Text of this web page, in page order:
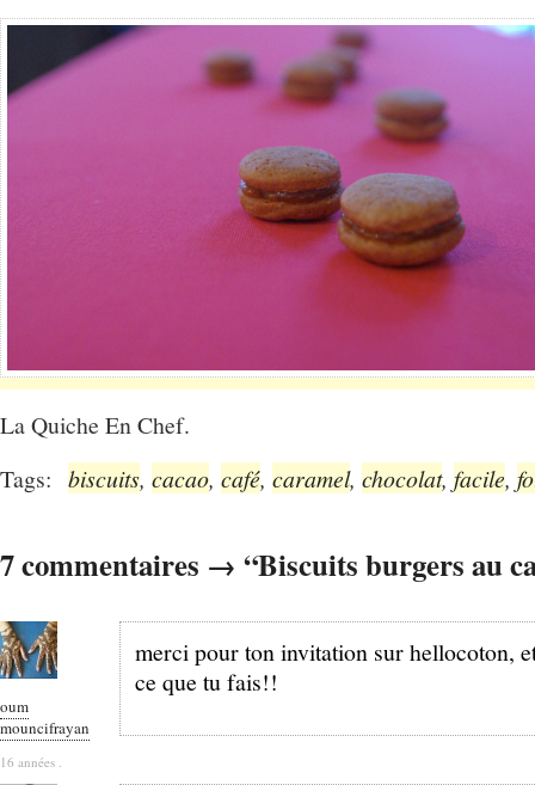
La Quiche En Chef.
Tags: biscuits, cacao, café, caramel, chocolat, facile,
7 commentaires → “Biscuits burgers au
oum
mouncifrayan
16 années .
merci pour ton invitation sur hellocoton,
ce que tu fais!!